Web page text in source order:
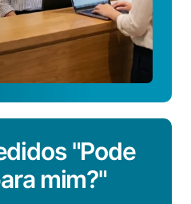
"Pode
mim?"